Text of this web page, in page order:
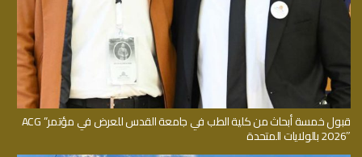
قبول خمسة أبحاث من كلية الطب في جامعة القدس للعرض في مؤتمر” ACG
2026″ بالولايات المتحدة